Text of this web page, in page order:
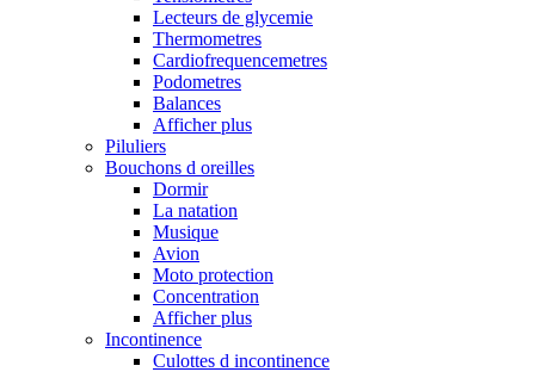
Lecteurs de glycemie
Thermometres
Cardiofrequencemetres
Podometres
Balances
Afficher plus
Piluliers
Bouchons d oreilles
Dormir
La natation
Musique
Avion
Moto protection
Concentration
Afficher plus
Incontinence
Culottes d incontinence